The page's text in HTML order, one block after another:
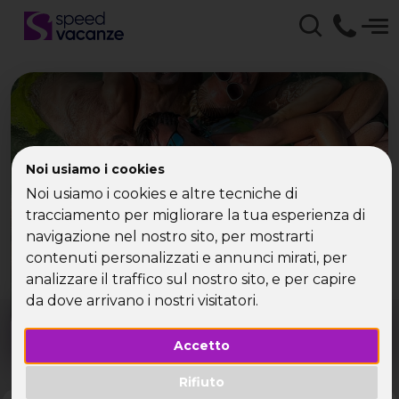
Noi usiamo i cookies
Noi usiamo i cookies e altre tecniche di
tracciamento per migliorare la tua esperienza di
navigazione nel nostro sito, per mostrarti
contenuti personalizzati e annunci mirati, per
analizzare il traffico sul nostro sito, e per capire
da dove arrivano i nostri visitatori.
Accetto
Rifiuto
Che tipo di vacanza
cerchi?
Scegli la tua destinazione tra le diverse proposte
di Speed Vacanze®
Tutto l'anno